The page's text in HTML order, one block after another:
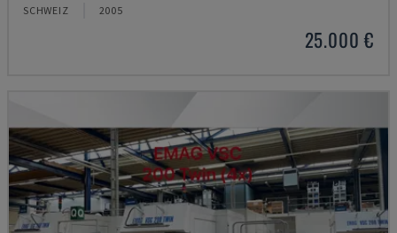
SCHWEIZ 2005
25.000 €